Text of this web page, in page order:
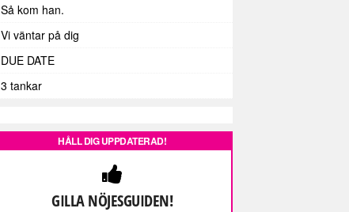
Så kom han.
Vi väntar på dig
DUE DATE
3 tankar
HÅLL DIG UPPDATERAD!
GILLA NÖJESGUIDEN!